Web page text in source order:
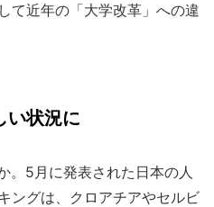
て近年の「大学改革」への違
い状況に
。5月に発表された日本の人
ングは、クロアチアやセルビ